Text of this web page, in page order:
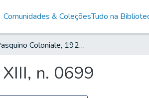
Comunidades & ColeçõesTudo na
Il Pasquino Coloniale, 1921, Anno XIII, n. 0699
n. 0699